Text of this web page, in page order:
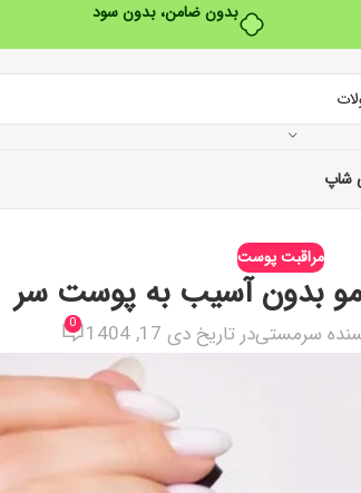
بدون ضامن، بدون سود
شاپ
مراقبت پوست
بدون آسیب به پوست سر
سرمستیدر تاریخ دی 17, 1404 0